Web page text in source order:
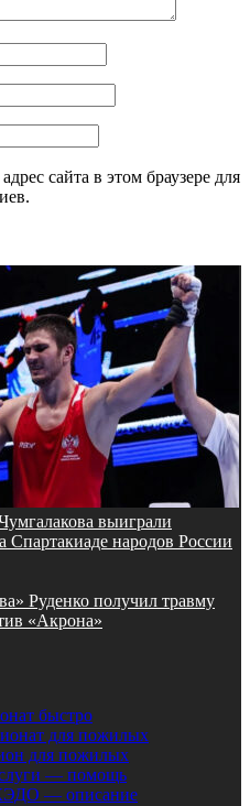
сайта в этом браузере для
выиграли
Спартакиаде народов России
Руденко получил травму
«Акрона»
быстро
для пожилых
для пожилых
— помощь
— описание